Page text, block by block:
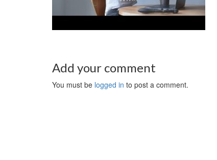
Add your comment
You must be logged in to post a comment.